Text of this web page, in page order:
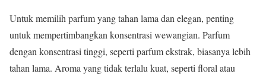
Untuk memilih parfum yang tahan lama dan elegan, penting
untuk mempertimbangkan konsentrasi wewangian. Parfum
dengan konsentrasi tinggi, seperti parfum ekstrak, biasanya lebih
tahan lama. Aroma yang tidak terlalu kuat, seperti floral atau